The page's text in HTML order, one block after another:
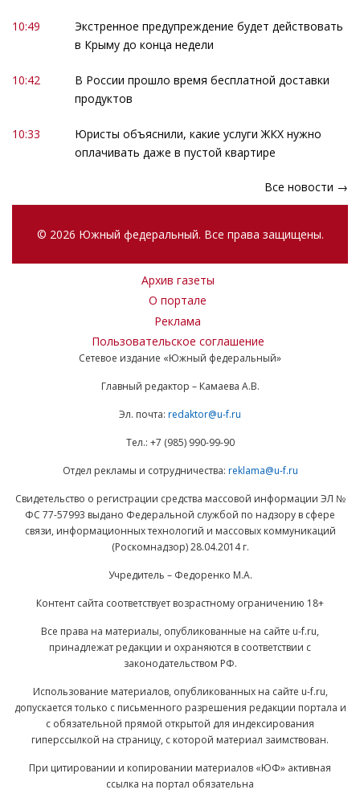
10:49
Экстренное предупреждение будет действовать
в Крыму до конца недели
10:42
В России прошло время бесплатной доставки
продуктов
10:33
Юристы объяснили, какие услуги ЖКХ нужно
оплачивать даже в пустой квартире
Все новости →
© 2026 Южный федеральный. Все права защищены.
Архив газеты
О портале
Реклама
Пользовательское соглашение
Сетевое издание «Южный федеральный»
Главный редактор – Камаева А.В.
Эл. почта: redaktor@u-f.ru
Тел.: +7 (985) 990-99-90
Отдел рекламы и сотрудничества: reklama@u-f.ru
Свидетельство о регистрации средства массовой информации ЭЛ №
ФС 77-57993 выдано Федеральной службой по надзору в сфере
связи, информационных технологий и массовых коммуникаций
(Роскомнадзор) 28.04.2014 г.
Учредитель – Федоренко М.А.
Контент сайта соответствует возрастному ограничению 18+
Все права на материалы, опубликованные на сайте u-f.ru,
принадлежат редакции и охраняются в соответствии с
законодательством РФ.
Использование материалов, опубликованных на сайте u-f.ru,
допускается только с письменного разрешения редакции портала и
с обязательной прямой открытой для индексирования
гиперссылкой на страницу, с которой материал заимствован.
При цитировании и копировании материалов «ЮФ» активная
ссылка на портал обязательна